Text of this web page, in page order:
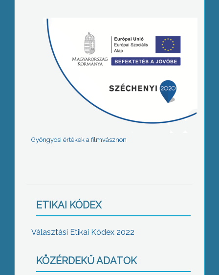
Gyöngyösi értékek a filmvásznon
ETIKAI KÓDEX
Választási Etikai Kódex 2022
KÖZÉRDEKŰ ADATOK